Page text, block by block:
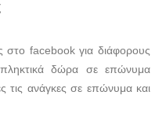
στο facebook για διάφορους
δώρα σε επώνυμα
τις ανάγκες σε επώνυμα και